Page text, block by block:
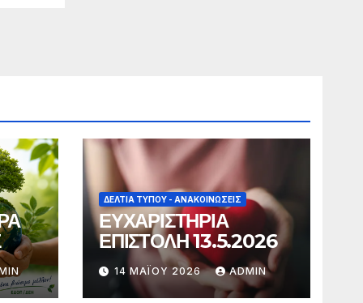
ΔΕΛΤΊΑ ΤΎΠΟΥ - ΑΝΑΚΟΙΝΏΣΕΙΣ
ΕΥΧΑΡΙΣΤΗΡΙΑ
ΕΠΙΣΤΟΛΗ 13.5.2026
14 ΜΑΪ́ΟΥ 2026 ADMIN